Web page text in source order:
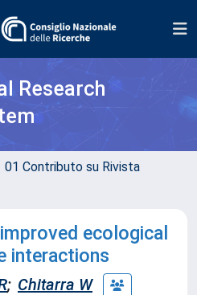
Research
01 Contributo su Rivista
ecological
interactions
; Chitarra W